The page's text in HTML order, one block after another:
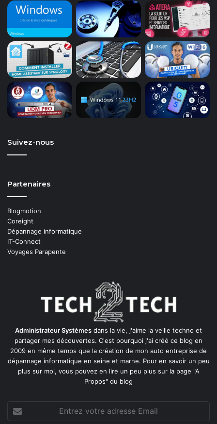
Suivez-nous
Partenaires
Blogmotion
Coreight
Dépannage informatique
IT-Connect
Voyages Parapente
Administrateur Systèmes dans la vie, j'aime la veille techno et
partager mes découvertes. C'est pourquoi j'ai créé ce blog en
2009 en même temps que la création de mon auto entreprise de
dépannage informatique en seine et marne. Pour en savoir un peu
plus sur moi, vous pouvez en lire un peu plus sur la page "A
Propos" du blog
votre